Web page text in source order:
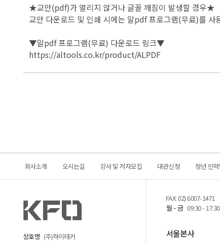
★교안(pdf)가 열리지 않거나 글꼴 깨짐이 발생할 경우★
교안 다운로드 및 인쇄 시에는 알pdf 프로그램(무료)를
▼알pdf 프로그램(무료) 다운로드 링크▼
https://altools.co.kr/product/ALPDF
회사소개 오시는길 강사 및 저자모집 대관신청 청년 인
상호명 (주)하이테커
FAX: 02) 6007-1471
월 - 금 09:30 - 17:30
서울본사